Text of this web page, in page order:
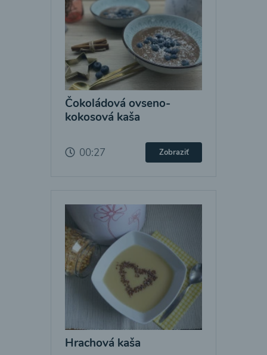
Čokoládová ovseno-
kokosová kaša
00:27 Zobraziť
Hrachová kaša